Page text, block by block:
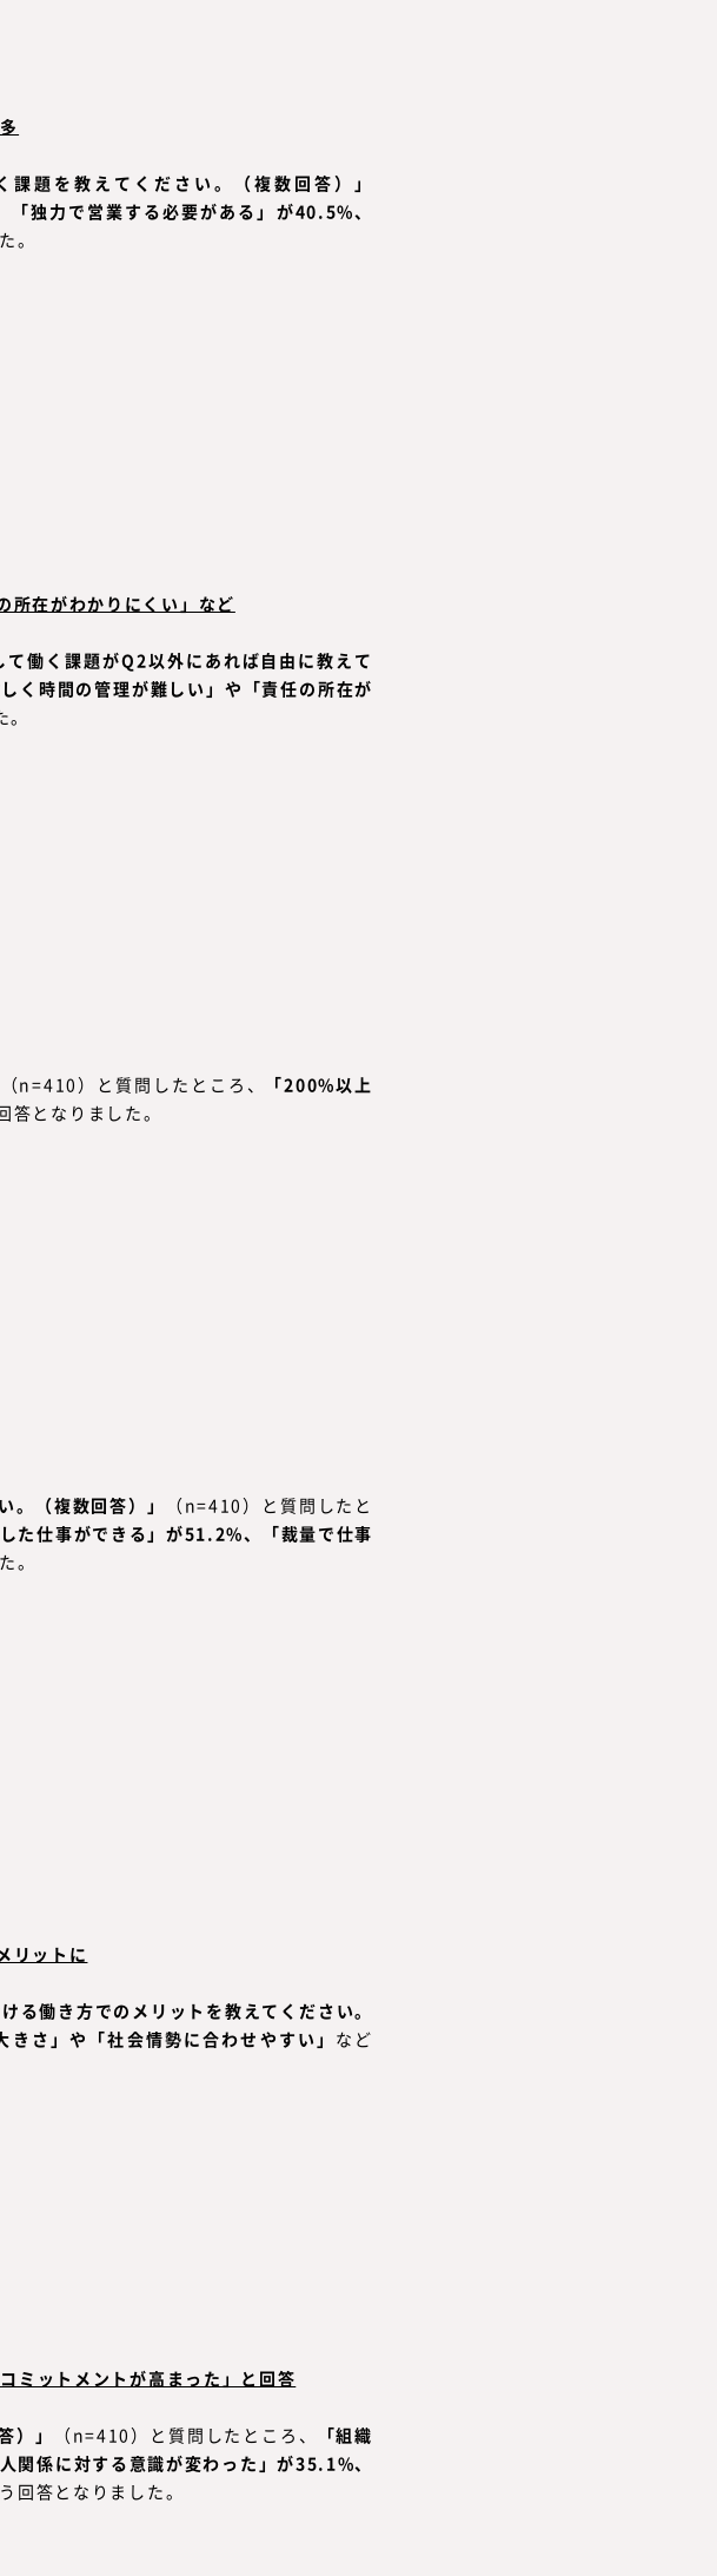
題を教えてください。（複数回答）」
「独力で営業する必要がある」が40.5%、
。
所在がわかりにくい」など
て働く課題がQ2以外にあれば自由に教えて
しく時間の管理が難しい」や「責任の所在が
（n=410）と質問したところ、
「200%以上
答となりました。
。（複数回答）」
（n=410）と質問したと
た仕事ができる」が51.2%、「裁量で仕事
。
リットに
る働き方でのメリットを教えてください。
きさ」や「社会情勢に合わせやすい」 など
ミットメントが高まった」と回答
）」 （n=410）と質問したところ、
「組織
関係に対する意識が変わった」が35.1%、
回答となりました。